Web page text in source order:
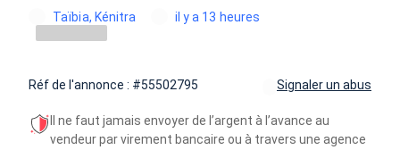
Taïbia, Kénitra il y a 13 heures
Réf de l'annonce : #55502795 Signaler un abus
Il ne faut jamais envoyer de l’argent à l’avance au
vendeur par virement bancaire ou à travers une agence